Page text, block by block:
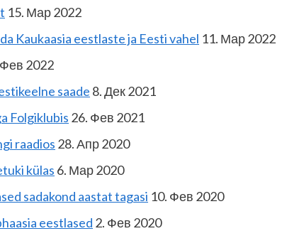
15. Мар 2022
Kaukaasia eestlaste ja Eesti vahel 11. Мар 2022
2022
saade 8. Дек 2021
Folgiklubis 26. Фев 2021
raadios 28. Апр 2020
külas 6. Мар 2020
sadakond aastat tagasi 10. Фев 2020
eestlased 2. Фев 2020